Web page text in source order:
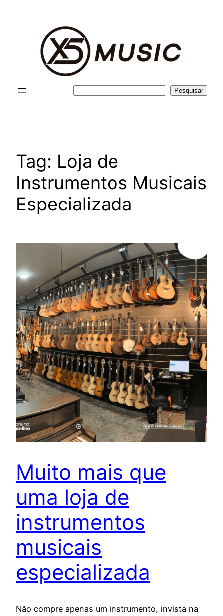
Pesquisar
Tag: Loja de
Instrumentos Musicais
Especializada
Muito mais que
uma loja de
instrumentos
musicais
especializada
Não compre apenas um instrumento, invista na